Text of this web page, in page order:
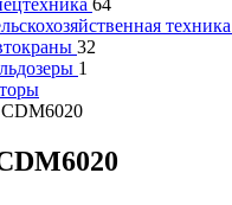
64
техника
32
1